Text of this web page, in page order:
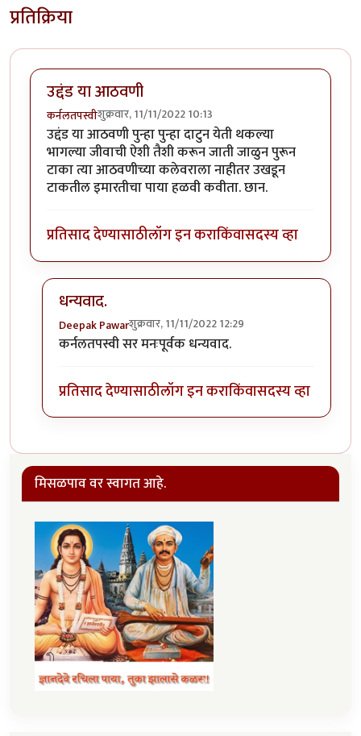
प्रतिक्रिया
उद्दंड या आठवणी
कर्नलतपस्वीशुक्रवार, 11/11/2022 10:13
उद्दंड या आठवणी पुन्हा पुन्हा दाटुन येती थकल्या
भागल्या जीवाची ऐशी तैशी करून जाती जाळुन पुरून
टाका त्या आठवणीच्या कलेवराला नाहीतर उखडून
टाकतील इमारतीचा पाया हळवी कवीता. छान.
प्रतिसाद देण्यासाठीलॉग इन कराकिंवासदस्य व्हा
धन्यवाद.
Deepak Pawarशुक्रवार, 11/11/2022 12:29
In reply toउद्दंड या आठवणीbyकर्नलतपस्वी
कर्नलतपस्वी सर मनःपूर्वक धन्यवाद.
प्रतिसाद देण्यासाठीलॉग इन कराकिंवासदस्य व्हा
मिसळपाव वर स्वागत आहे.